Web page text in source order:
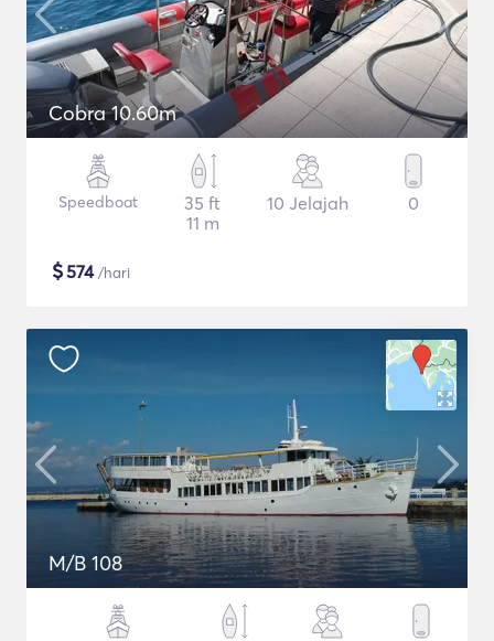
Cobra 10.60m
Speedboat
35 ft
11 m
10 Jelajah 0
$574/hari
M/B 108